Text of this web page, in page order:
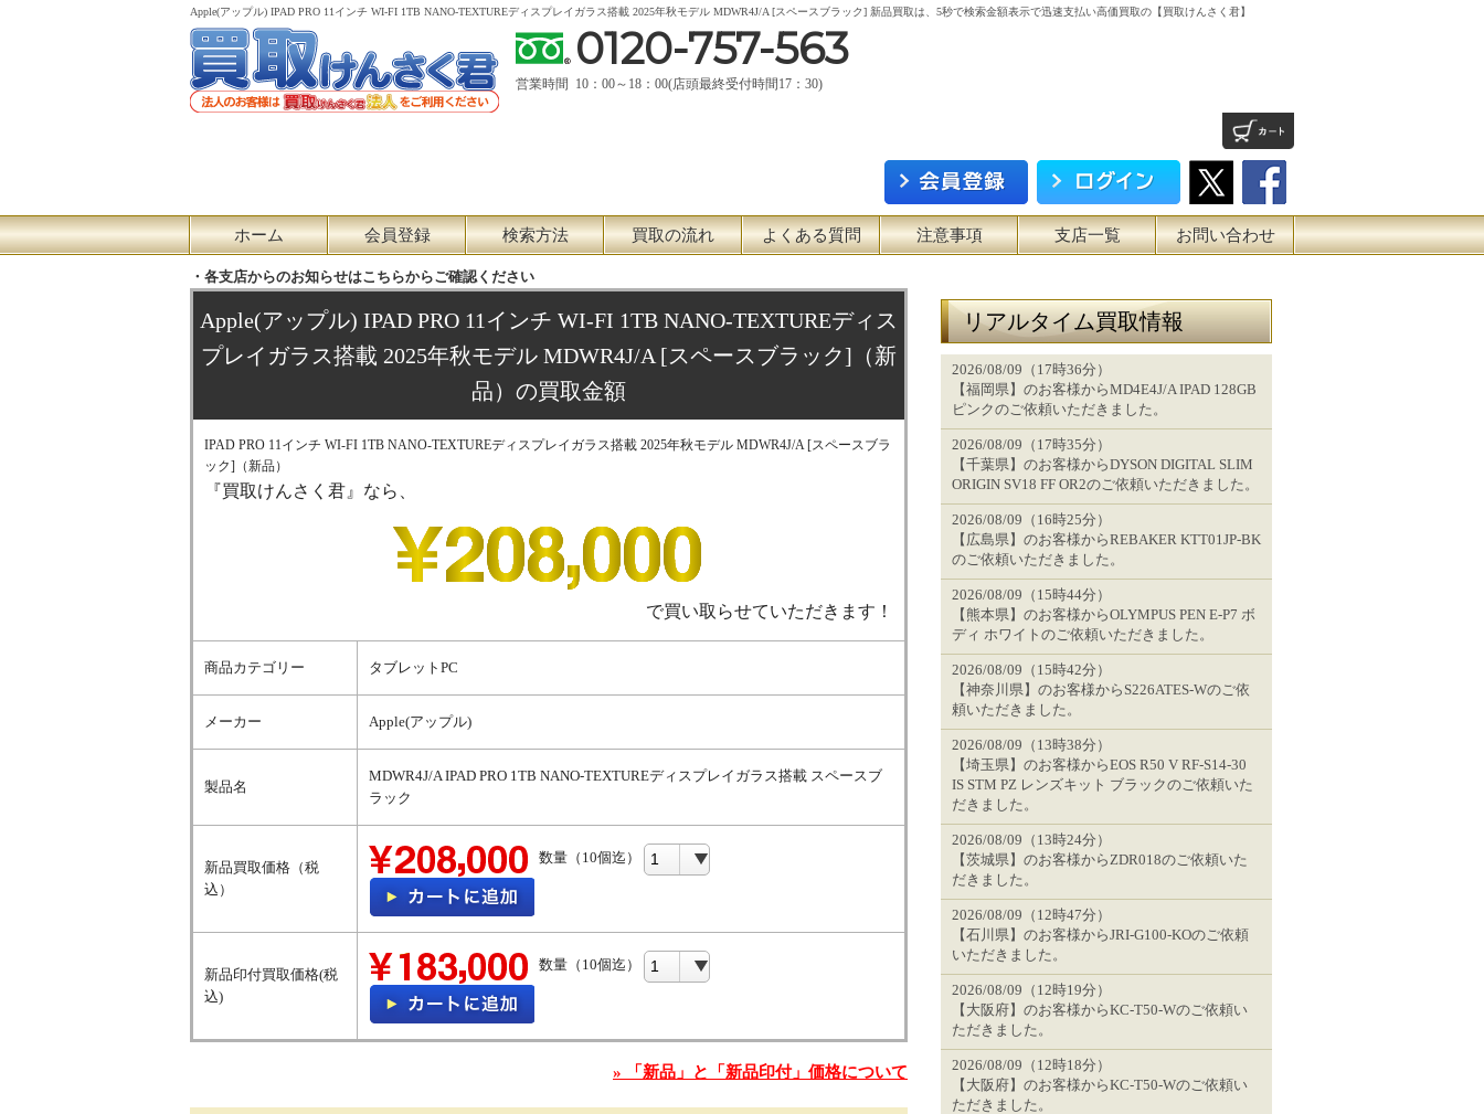
Apple(アップル) IPAD PRO 11インチ WI-FI 1TB NANO-TEXTUREディスプレイガラス搭載 2025年秋モデル MDWR4J/A [スペースブラック] 新品買取は、5秒で検索金額表示で迅速支払い高価買取の【買取けんさく君】
0120-757-563
営業時間 10：00～18：00(店頭最終受付時間17：30)
ホーム 会員登録 検索方法 買取の流れ よくある質問 注意事項 支店一覧 お問い合わせ
・各支店からのお知らせはこちらからご確認ください
Apple(アップル) IPAD PRO 11インチ WI-FI 1TB NANO-TEXTUREディス
プレイガラス搭載 2025年秋モデル MDWR4J/A [スペースブラック]（新
品）の買取金額
IPAD PRO 11インチ WI-FI 1TB NANO-TEXTUREディスプレイガラス搭載 2025年秋モデル MDWR4J/A [スペースブラ
ック]（新品）
『買取けんさく君』なら、
で買い取らせていただきます！
商品カテゴリー タブレットPC
メーカー Apple(アップル)
製品名
MDWR4J/A IPAD PRO 1TB NANO-TEXTUREディスプレイガラス搭載 スペースブ
ラック
新品買取価格（税
込）
数量（10個迄）
新品印付買取価格(税
込)
数量（10個迄）
» 「新品」と「新品印付」価格について
リアルタイム買取情報
2026/08/09（17時36分）
【福岡県】のお客様からMD4E4J/A IPAD 128GB
ピンクのご依頼いただきました。
2026/08/09（17時35分）
【千葉県】のお客様からDYSON DIGITAL SLIM
ORIGIN SV18 FF OR2のご依頼いただきました。
2026/08/09（16時25分）
【広島県】のお客様からREBAKER KTT01JP-BK
のご依頼いただきました。
2026/08/09（15時44分）
【熊本県】のお客様からOLYMPUS PEN E-P7 ボ
ディ ホワイトのご依頼いただきました。
2026/08/09（15時42分）
【神奈川県】のお客様からS226ATES-Wのご依
頼いただきました。
2026/08/09（13時38分）
【埼玉県】のお客様からEOS R50 V RF-S14-30
IS STM PZ レンズキット ブラックのご依頼いた
だきました。
2026/08/09（13時24分）
【茨城県】のお客様からZDR018のご依頼いた
だきました。
2026/08/09（12時47分）
【石川県】のお客様からJRI-G100-KOのご依頼
いただきました。
2026/08/09（12時19分）
【大阪府】のお客様からKC-T50-Wのご依頼い
ただきました。
2026/08/09（12時18分）
【大阪府】のお客様からKC-T50-Wのご依頼い
ただきました。